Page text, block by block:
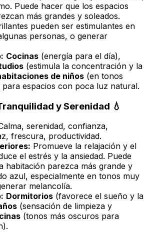
Puede hacer que los espacios
más grandes y soleados.
pueden ser estimulantes en
personas, o generar
Cocinas (energía para el día),
(estimula la concentración y la
de niños (en tonos
para espacios con poca luz natural.
y Serenidad 💧
serenidad, confianza,
frescura, productividad.
Promueve la relajación y el
el estrés y la ansiedad. Puede
habitación parezca más grande y
azul, especialmente en tonos muy
melancolía.
Dormitorios (favorece el sueño y la
(sensación de limpieza y
(tonos más oscuros para